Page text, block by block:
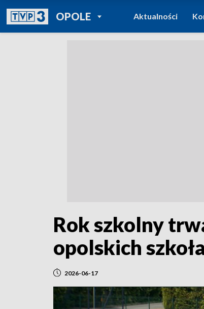
OPOLEPOWRÓT DO
TVP REGIONY
Aktualności
Rok szkolny
opolskich
2026-06-17